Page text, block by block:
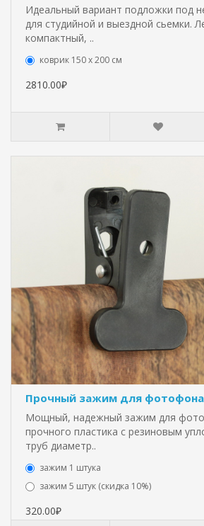
Идеальный вариант подложки под
для студийной и выездной сьемки.
компактный, ..
коврик 150 х 200 см
2810.00₽
Прочный зажим для фотофона
Мощный, надежный зажим для
прочного пластика с резиновым
труб диаметр..
зажим 1 штука
зажим 5 штук (скидка 10%)
320.00₽